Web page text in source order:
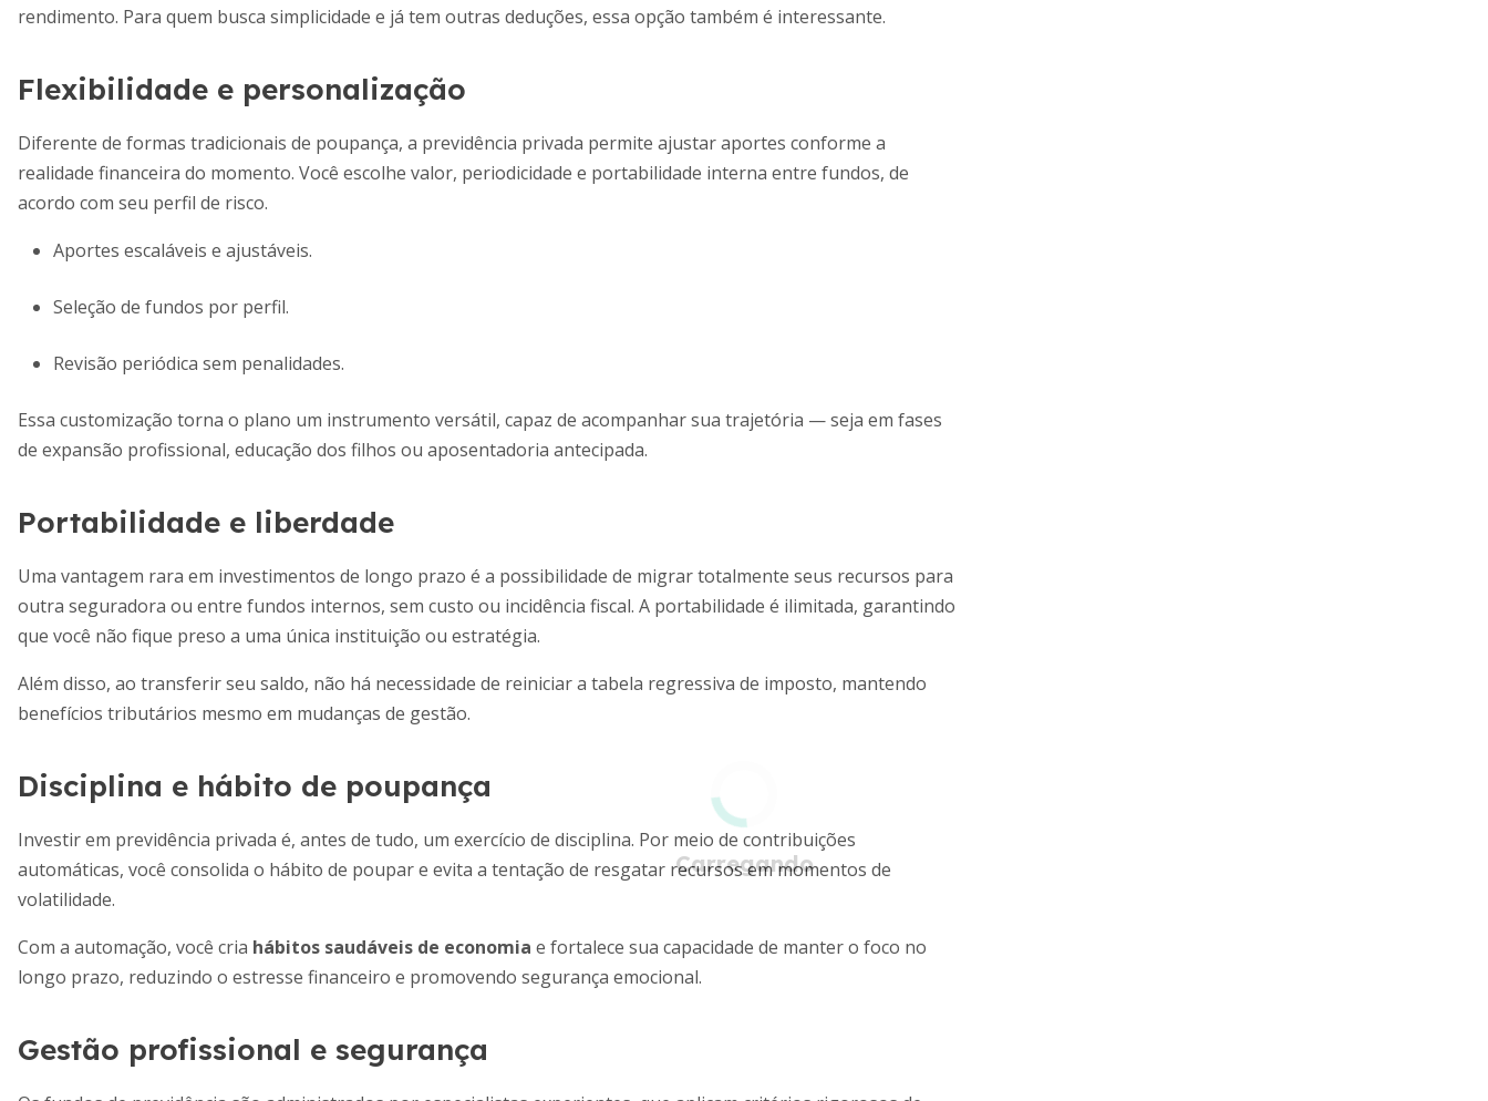
rendimento. Para quem busca simplicidade e já tem outras deduções, essa opção também é interessante.
Flexibilidade e personalização
Diferente de formas tradicionais de poupança, a previdência privada permite ajustar aportes conforme a
realidade financeira do momento. Você escolhe valor, periodicidade e portabilidade interna entre fundos, de
acordo com seu perfil de risco.
Aportes escaláveis e ajustáveis.
Seleção de fundos por perfil.
Revisão periódica sem penalidades.
Essa customização torna o plano um instrumento versátil, capaz de acompanhar sua trajetória — seja em fases
de expansão profissional, educação dos filhos ou aposentadoria antecipada.
Portabilidade e liberdade
Uma vantagem rara em investimentos de longo prazo é a possibilidade de migrar totalmente seus recursos para
outra seguradora ou entre fundos internos, sem custo ou incidência fiscal. A portabilidade é ilimitada, garantindo
que você não fique preso a uma única instituição ou estratégia.
Além disso, ao transferir seu saldo, não há necessidade de reiniciar a tabela regressiva de imposto, mantendo
benefícios tributários mesmo em mudanças de gestão.
Disciplina e hábito de poupança
Investir em previdência privada é, antes de tudo, um exercício de disciplina. Por meio de contribuições
automáticas, você consolida o hábito de poupar e evita a tentação de resgatar recursos em momentos de
volatilidade.
Com a automação, você cria hábitos saudáveis de economia e fortalece sua capacidade de manter o foco no
longo prazo, reduzindo o estresse financeiro e promovendo segurança emocional.
Gestão profissional e segurança